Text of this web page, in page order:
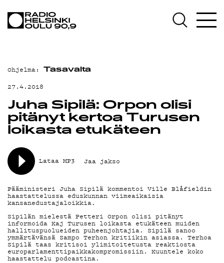
AJANKOHTAISTA
TEKIJÄT
ON-DEMAND
PODCAST
MAINOSTA
YHTEYSTIEDOT
G LIVELAB
YSTÄVÄKLUBI
TIETOSUOJA
KIRJAUDU SISÄÄN
Ohjelma: Tasavalta
27.4.2018
Juha Sipilä: Orpon olisi
pitänyt kertoa Turusen
loikasta etukäteen
Lataa MP3 Jaa jakso
Pääministeri Juha Sipilä kommentoi Ville Blåfieldin
haastattelussa eduskunnan viimeaikaisia
kansanedustajaloikkia.
Sipilän mielestä Petteri Orpon olisi pitänyt
informoida Kaj Turusen loikasta etukäteen muiden
hallituspuolueiden puheenjohtajia. Sipilä sanoo
ymmärtävänsä Sampo Terhon kritiikin asiassa. Terhoa
Sipilä taas kritisoi ylimitoitetusta reaktiosta
europarlamenttipaikkakompromissiin. Kuuntele koko
haastattelu podcastina.